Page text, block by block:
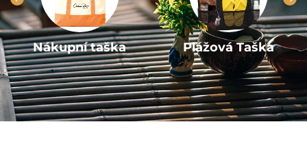
Nákupní taška Plážová Taška